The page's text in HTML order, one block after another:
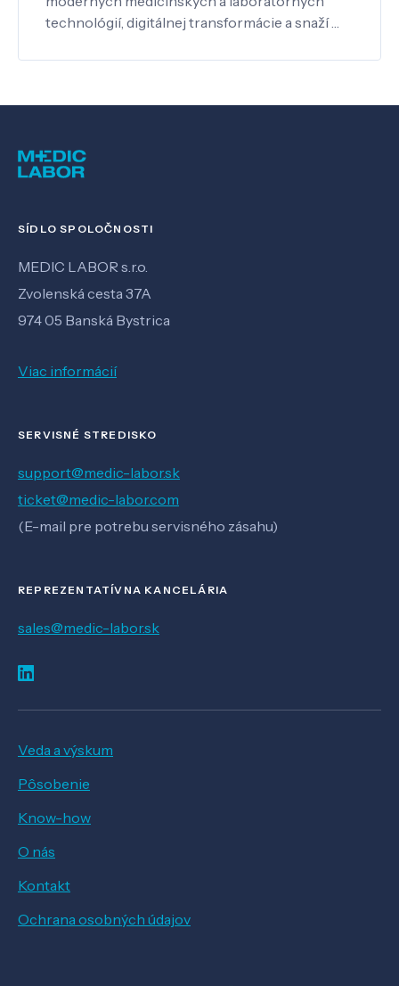
technológií, digitálnej transformácie a snaží …
SÍDLO SPOLOČNOSTI
MEDIC LABOR s.r.o.
Zvolenská cesta 37A
974 05 Banská Bystrica
Viac informácií
SERVISNÉ STREDISKO
support@medic-labor.sk
ticket@medic-labor.com
(E-mail pre potrebu servisného zásahu)
REPREZENTATÍVNA KANCELÁRIA
sales@medic-labor.sk
Veda a výskum
Pôsobenie
Know-how
O nás
Kontakt
Ochrana osobných údajov